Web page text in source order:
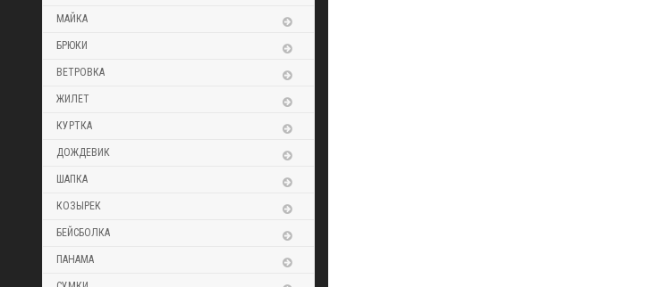
МАЙКА
БРЮКИ
ВЕТРОВКА
ЖИЛЕТ
КУРТКА
ДОЖДЕВИК
ШАПКА
КОЗЫРЕК
БЕЙСБОЛКА
ПАНАМА